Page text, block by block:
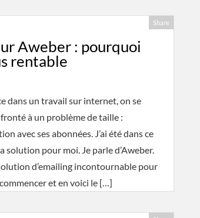
Share
Aweber : pourquoi
rentable
dans un travail sur internet, on se
à un problème de taille :
avec ses abonnées. J’ai été dans ce
solution pour moi. Je parle d’Aweber.
d’emailing incontournable pour
et en voici le […]